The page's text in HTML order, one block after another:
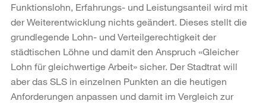
Funktionslohn, Erfahrungs- und Leistungsanteil wird mit
der Weiterentwicklung nichts geändert. Dieses stellt die
grundlegende Lohn- und Verteilgerechtigkeit der
städtischen Löhne und damit den Anspruch «Gleicher
Lohn für gleichwertige Arbeit» sicher. Der Stadtrat will
aber das SLS in einzelnen Punkten an die heutigen
Anforderungen anpassen und damit im Vergleich zur